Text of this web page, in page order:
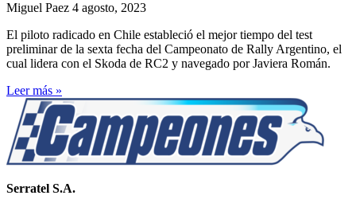
Miguel Paez 4 agosto, 2023
El piloto radicado en Chile estableció el mejor tiempo del test
preliminar de la sexta fecha del Campeonato de Rally Argentino, el
cual lidera con el Skoda de RC2 y navegado por Javiera Román.
Leer más »
Serratel S.A.